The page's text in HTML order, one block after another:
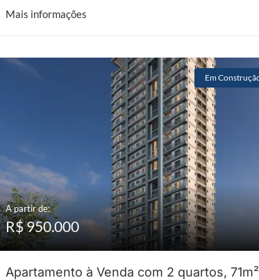
Mais informações
Em
A partir de:
R$ 950.000
Apartamento à Venda com 2 quartos, 71m²